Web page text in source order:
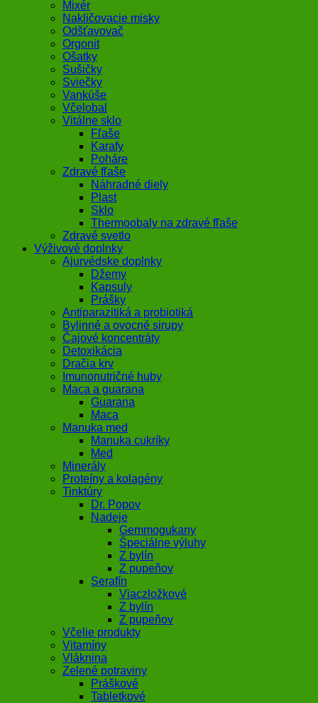
Mixér
Nakličovacie misky
Odšťavovač
Orgonit
Ošatky
Sušičky
Sviečky
Vankúše
Včelobal
Vitálne sklo
Fľaše
Karafy
Poháre
Zdravé fľaše
Náhradné diely
Plast
Sklo
Thermoobaly na zdravé fľaše
Zdravé svetlo
Výživové doplnky
Ajurvédske doplnky
Džemy
Kapsuly
Prášky
Antiparazitiká a probiotiká
Bylinné a ovocné sirupy
Čajové koncentráty
Detoxikácia
Dračia krv
Imunonutričné huby
Maca a guarana
Guarana
Maca
Manuka med
Manuka cukríky
Med
Minerály
Proteíny a kolagény
Tinktúry
Dr. Popov
Nadeje
Gemmogukany
Špeciálne výluhy
Z bylín
Z pupeňov
Serafín
Viaczložkové
Z bylín
Z pupeňov
Včelie produkty
Vitamíny
Vláknina
Zelené potraviny
Práškové
Tabletkové